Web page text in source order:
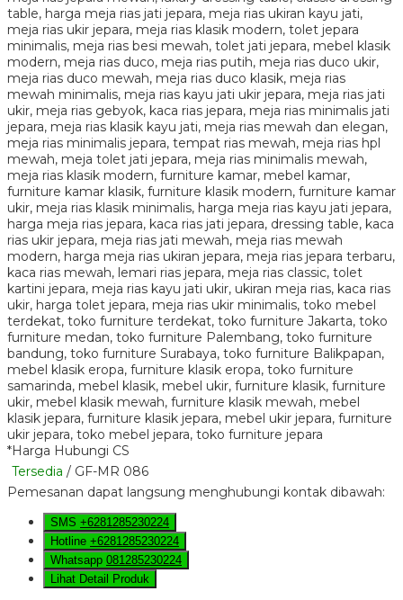
*Harga Hubungi CS
Tersedia / GF-MR 086
Pemesanan dapat langsung menghubungi kontak dibawah:
SMS +6281285230224
Hotline +6281285230224
Whatsapp 081285230224
Lihat Detail Produk